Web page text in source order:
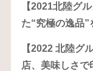
【2021北陸グ
た“究極の逸品
【2022 北陸グ
店、美味しさ